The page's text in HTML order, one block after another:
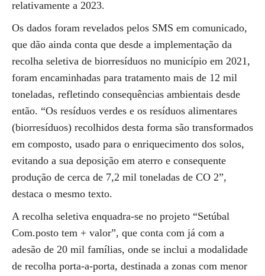
relativamente a 2023.
Os dados foram revelados pelos SMS em comunicado,
que dão ainda conta que desde a implementação da
recolha seletiva de biorresíduos no município em 2021,
foram encaminhadas para tratamento mais de 12 mil
toneladas, refletindo consequências ambientais desde
então. “Os resíduos verdes e os resíduos alimentares
(biorresíduos) recolhidos desta forma são transformados
em composto, usado para o enriquecimento dos solos,
evitando a sua deposição em aterro e consequente
produção de cerca de 7,2 mil toneladas de CO 2”,
destaca o mesmo texto.
A recolha seletiva enquadra-se no projeto “Setúbal
Com.posto tem + valor”, que conta com já com a
adesão de 20 mil famílias, onde se inclui a modalidade
de recolha porta-a-porta, destinada a zonas com menor